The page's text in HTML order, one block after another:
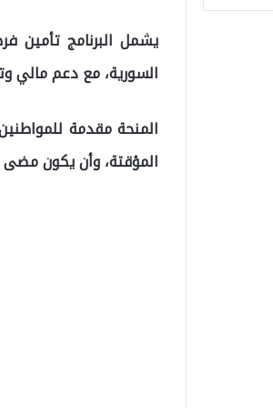
يشمل البرنامج تأمين
السورية، مع دعم مالي
المنحة مقدمة
المؤقتة، وأن يكون